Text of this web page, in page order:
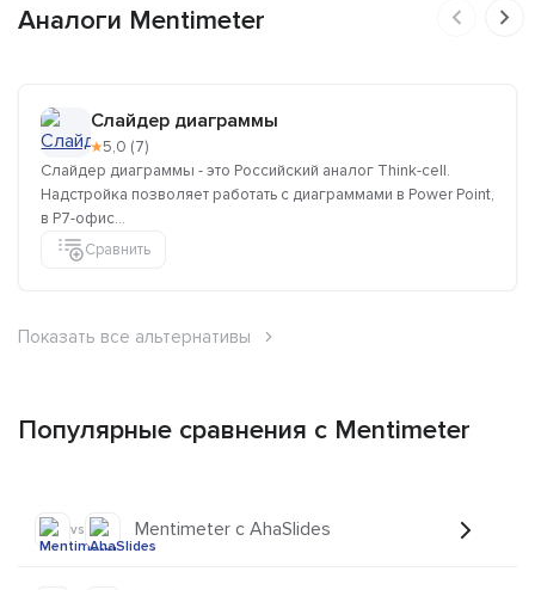
Аналоги Mentimeter
Слайдер диаграммы
★5,0 (7)
Слайдер диаграммы - это Российский аналог Think-cell.
Надстройка позволяет работать с диаграммами в Power Point,
в Р7-офис...
Сравнить
Показать все альтернативы
Популярные сравнения с Mentimeter
vs Mentimeter с AhaSlides